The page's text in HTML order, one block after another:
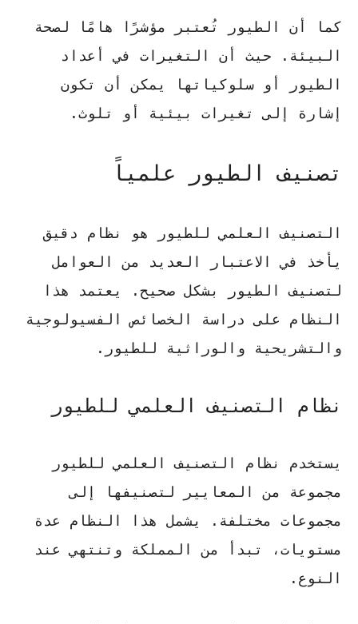
كما أن الطيور تُعتبر مؤشرًا هامًا لصحة
البيئة. حيث أن التغيرات في أعداد
الطيور أو سلوكياتها يمكن أن تكون
إشارة إلى تغيرات بيئية أو تلوث.
تصنيف الطيور علمياً
التصنيف العلمي للطيور هو نظام دقيق
يأخذ في الاعتبار العديد من العوامل
لتصنيف الطيور بشكل صحيح. يعتمد هذا
النظام على دراسة الخصائص الفسيولوجية
والتشريحية والوراثية للطيور.
نظام التصنيف العلمي للطيور
يستخدم نظام التصنيف العلميللطيور
مجموعة من المعايير لتصنيفها إلى
مجموعات مختلفة. يشمل هذا النظام عدة
مستويات، تبدأ من المملكة وتنتهي عند
النوع.